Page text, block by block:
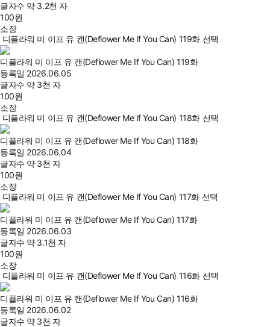
글자수 약 3.2천 자
100원
소장
디플라워 미 이프 유 캔(Deflower Me If You Can) 119화 선택
디플라워 미 이프 유 캔(Deflower Me If You Can) 119화
등록일 2026.06.05
글자수 약 3천 자
100원
소장
디플라워 미 이프 유 캔(Deflower Me If You Can) 118화 선택
디플라워 미 이프 유 캔(Deflower Me If You Can) 118화
등록일 2026.06.04
글자수 약 3천 자
100원
소장
디플라워 미 이프 유 캔(Deflower Me If You Can) 117화 선택
디플라워 미 이프 유 캔(Deflower Me If You Can) 117화
등록일 2026.06.03
글자수 약 3.1천 자
100원
소장
디플라워 미 이프 유 캔(Deflower Me If You Can) 116화 선택
디플라워 미 이프 유 캔(Deflower Me If You Can) 116화
등록일 2026.06.02
글자수 약 3천 자